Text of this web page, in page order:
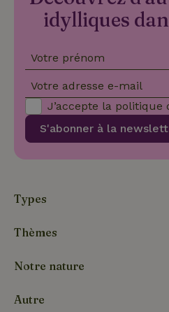
idylliques
Votre prénom
Votre adresse e-mail
S'abonner à la
J’accepte la politique
Types
Thèmes
Notre nature
Autre
_nhft_search-group-
locations